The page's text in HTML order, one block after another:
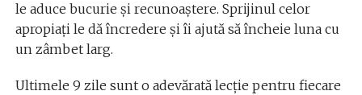
le aduce bucurie și recunoaștere. Sprijinul celor
apropiați le dă încredere și îi ajută să încheie luna cu
un zâmbet larg.
Ultimele 9 zile sunt o adevărată lecție pentru fiecare